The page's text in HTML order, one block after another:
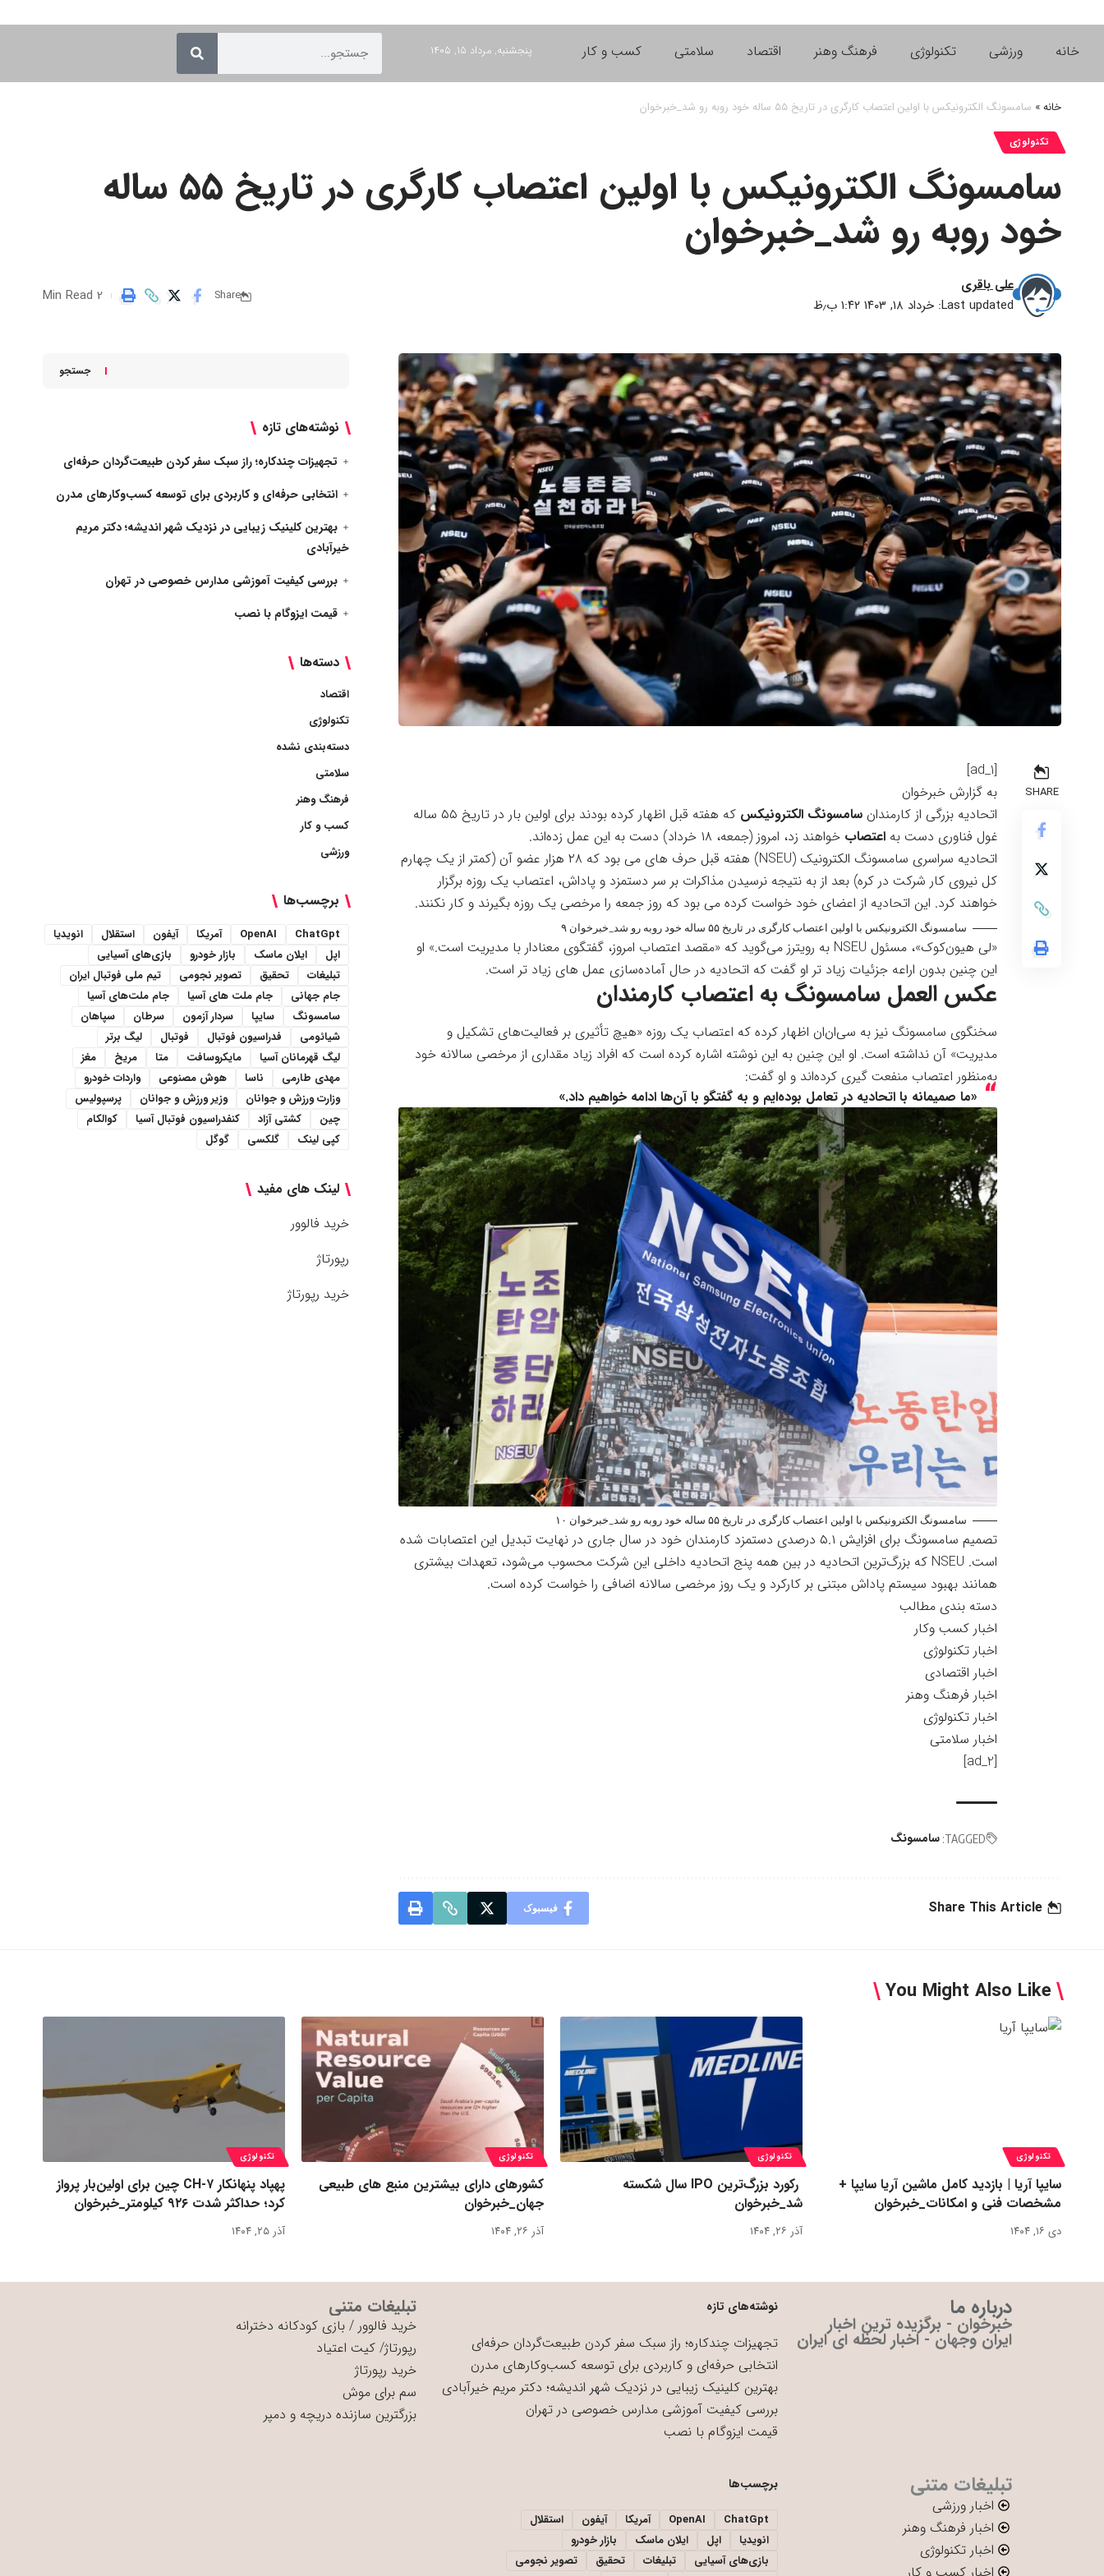
خانه ورزشی تکنولوژی فرهنگ وهنر اقتصاد سلامتی کسب و کار پنجشنبه, مرداد ۱۵, ۱۴۰۵
خانه» سامسونگ الکترونیکس با اولین اعتصاب کارگری در تاریخ ۵۵ ساله خود روبه رو شد_خبرخوان
تکنولوژی
سامسونگ الکترونیکس با اولین اعتصاب کارگری در تاریخ ۵۵ ساله
خود روبه رو شد_خبرخوان
Last updated: خرداد ۱۸, ۱۴۰۳ ۱:۴۲ ب٫ظ
علی باقری
Share
2 Min Read
SHARE
[ad_1]
به گزارش خبرخوان
اتحادیه بزرگی از کارمندان سامسونگ الکترونیکس
که هفته قبل اظهار کرده بودند برای اولین بار در تاریخ ۵۵ ساله
غول فناوری دست به اعتصاب خواهند زد، امروز (جمعه، ۱۸ خرداد) دست به این عمل زده‌اند.
اتحادیه سراسری سامسونگ الکترونیک (NSEU) هفته قبل حرف های می بود که ۲۸ هزار عضو آن (کمتر از یک چهارم
کل نیروی کار شرکت در کره) بعد از به نتیجه نرسیدن مذاکرات بر سر دستمزد و پاداش، اعتصاب یک روزه برگزار
خواهند کرد. این اتحادیه از اعضای خود خواست کرده می بود که روز جمعه را مرخصی یک روزه بگیرند و کار نکنند.
سامسونگ الکترونیکس با اولین اعتصاب کارگری در تاریخ ۵۵ ساله خود روبه رو شد_خبرخوان ۹
«لی هیون‌کوک»، مسئول NSEU به رویترز می‌گوید که «مقصد اعتصاب امروز، گفتگوی معنادار با مدیریت است.» او
این چنین بدون اراعه جزئیات زیاد تر او گفت که اتحادیه در حال آماده‌سازی عمل های زیاد تر است.
عکس العمل سامسونگ به اعتصاب کارمندان
سخنگوی سامسونگ نیز به سی‌ان‌ان اظهار کرده که اعتصاب یک روزه «هیچ تأثیری بر فعالیت‌های تشکیل و
مدیریت» آن نداشته است. او این چنین به این نوشته اشاره کرده است که افراد زیاد مقداری از مرخصی سالانه خود
به‌منظور اعتصاب منفعت گیری کرده‌اند و او گفت:
«ما صمیمانه با اتحادیه در تعامل بوده‌ایم و به گفتگو با آن‌ها ادامه خواهیم داد.»
سامسونگ الکترونیکس با اولین اعتصاب کارگری در تاریخ ۵۵ ساله خود روبه رو شد_خبرخوان ۱۰
تصمیم سامسونگ برای افزایش ۵.۱ درصدی دستمزد کارمندان خود در سال جاری در نهایت تبدیل این اعتصابات شده
است. NSEU که بزرگ‌ترین اتحادیه در بین همه پنج اتحادیه داخلی این شرکت محسوب می‌شود، تعهدات بیشتری
همانند بهبود سیستم پاداش مبتنی بر کارکرد و یک روز مرخصی سالانه اضافی را خواست کرده است.
دسته بندی مطالب
اخبار کسب وکار
اخبار تکنولوژی
اخبار اقتصادی
اخبار فرهنگ وهنر
اخبار تکنولوژی
اخبار سلامتی
[ad_2]
TAGGED: سامسونگ
Share This Article فیسبوک
جستجو
نوشته‌های تازه
تجهیزات چندکاره؛ راز سبک سفر کردن طبیعت‌گردان حرفه‌ای
انتخابی حرفه‌ای و کاربردی برای توسعه کسب‌وکارهای مدرن
بهترین کلینیک زیبایی در نزدیک شهر اندیشه؛ دکتر مریم
خیرآبادی
بررسی کیفیت آموزشی مدارس خصوصی در تهران
قیمت ایزوگام با نصب
دسته‌ها
اقتصاد
تکنولوژی
دسته‌بندی نشده
سلامتی
فرهنگ وهنر
کسب و کار
ورزشی
برچسب‌ها
ChatGpt
OpenAI آمریکا آیفون استقلال
انویدیا
اپل
ایلان ماسک بازار خودرو
بازی‌های آسیایی
تبلیغات
تحقیق تصویر نجومی
تیم ملی فوتبال ایران
جام جهانی
جام ملت های آسیا
جام ملت‌های آسیا
سامسونگ
سایپا سردار آزمون سرطان
سپاهان
شیائومی
فدراسیون فوتبال فوتبال
لیگ برتر
لیگ قهرمانان آسیا
مایکروسافت متا مریخ
مغز
مهدی طارمی
ناسا هوش مصنوعی
واردات خودرو
وزارت ورزش و جوانان
وزیر ورزش و جوانان
پرسپولیس
چین
کشتی آزاد کنفدراسیون فوتبال آسیا
کوالکام
کپی لینک
گلکسی گوگل
لینک های مفید
خرید فالوور
رپورتاژ
خرید رپورتاژ
You Might Also Like
تکنولوژی
سایپا آریا | بازدید کامل ماشین آریا سایپا +
مشخصات فنی و امکانات_خبرخوان
دی ۱۶, ۱۴۰۴
تکنولوژی
رکورد بزرگ‌ترین IPO سال شکسته
شد_خبرخوان
آذر ۲۶, ۱۴۰۴
تکنولوژی
کشورهای دارای بیشترین منبع های طبیعی
جهان_خبرخوان
آذر ۲۶, ۱۴۰۴
تکنولوژی
پهپاد پنهانکار CH-۷ چین برای اولین‌بار پرواز
کرد؛ حداکثر شدت ۹۲۶ کیلومتر_خبرخوان
آذر ۲۵, ۱۴۰۴
درباره ما
خبرخوان - برگزیده ترین اخبار
ایران وجهان - اخبار لحظه ای ایران
نوشته‌های تازه
تجهیزات چندکاره؛ راز سبک سفر کردن طبیعت‌گردان حرفه‌ای
انتخابی حرفه‌ای و کاربردی برای توسعه کسب‌وکارهای مدرن
بهترین کلینیک زیبایی در نزدیک شهر اندیشه؛ دکتر مریم خیرآبادی
بررسی کیفیت آموزشی مدارس خصوصی در تهران
قیمت ایزوگام با نصب
تبلیغات متنی
خرید فالوور /بازی کودکانه دخترانه
رپورتاژ/کیت اعتیاد
خرید رپورتاژ
سم برای موش
بزرگترین سازنده دریچه و دمپر
تبلیغات متنی
اخبار ورزشی
اخبار فرهنگ وهنر
اخبار تکنولوژی
برچسب‌ها
ChatGpt
OpenAI آمریکا آیفون
استقلال
انویدیا
اپل ایلان ماسک
بازار خودرو
بازی‌های آسیایی
تبلیغات تحقیق
تصویر نجومی